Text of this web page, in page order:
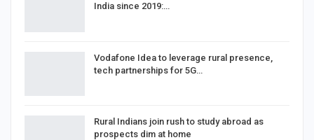
India since 2019:…
Vodafone Idea to leverage rural presence,
tech partnerships for 5G…
Rural Indians join rush to study abroad as
prospects dim at home